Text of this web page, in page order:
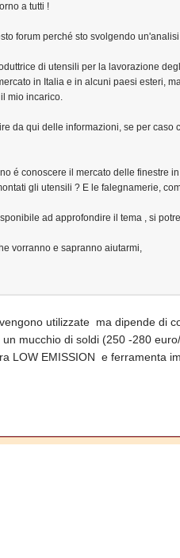
a tutti !
forum perché sto svolgendo
di utensili per la lavorazione
in Italia e in alcuni paesi esteri,
mio incarico.
da qui delle informazioni, se per
é conoscere il mercato delle finestre
gli utensili ? E le falegnamerie,
ad approfondire il tema , si
vorranno e sapranno aiutarmi,
utilizzate ma dipende di
mucchio di soldi (250 -280
LOW EMISSION e ferramenta